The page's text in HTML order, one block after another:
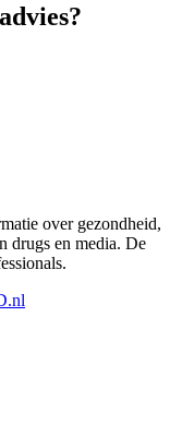
over gezondheid,
drugs en media. De